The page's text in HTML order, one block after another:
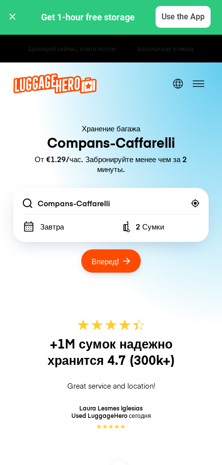
Get 1-hour free storage Use the App
Почасовые / дневные тарифы
Хранение багажа
Compans-Caffarelli
От €1.29/час. Забронируйте менее чем за 2
минуты.
Location
Завтра Number of bags
2 Сумки
Вперед!
★★★★☆
★
+1M сумок надежно
хранится 4.7 (300k+)
Great service and location!
Laura Lesmes Iglesias
Used LuggageHeroсегодня
★★★★★